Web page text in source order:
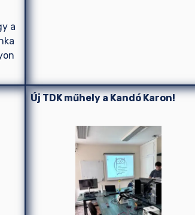
a
Új TDK műhely a Kandó Karon!